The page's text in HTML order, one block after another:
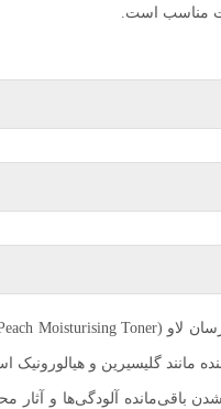
مناسب است.
مناسبی از تونر را روی
رطوبت پوست کمک به
مانند گلیسیرین و
شدن باقی‌مانده آلودگی‌ها و